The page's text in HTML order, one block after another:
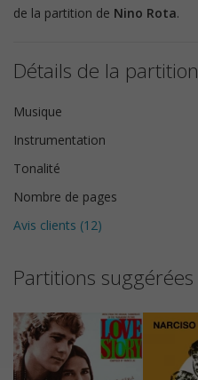
de la partition de Nino Rota.
Détails de la partition
Musique
Instrumentation
Tonalité
Nombre de pages
Avis clients (12)
Partitions suggérées